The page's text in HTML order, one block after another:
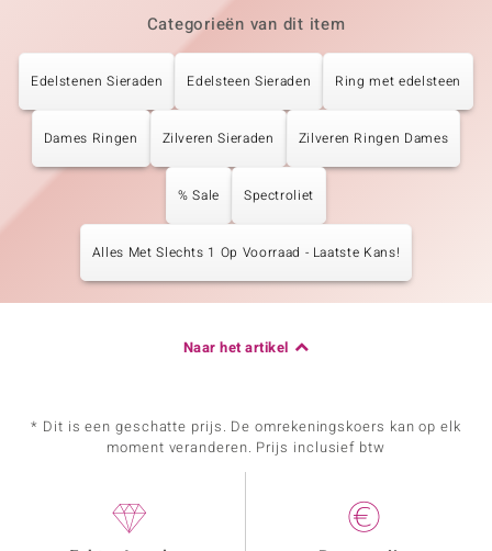
Categorieën van dit item
Edelstenen Sieraden Edelsteen Sieraden Ring met edelsteen
Dames Ringen Zilveren Sieraden Zilveren Ringen Dames
% Sale Spectroliet
Alles Met Slechts 1 Op Voorraad - Laatste Kans!
Naar het artikel
* Dit is een geschatte prijs. De omrekeningskoers kan op elk
moment veranderen. Prijs inclusief btw